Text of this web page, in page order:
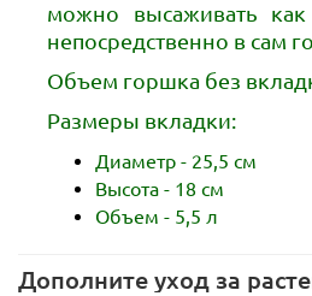
можно высаживать
непосредственно в сам
Объем горшка без
Размеры вкладки:
Диаметр - 25,5 см
Высота - 18 см
Объем - 5,5 л
Дополните уход за